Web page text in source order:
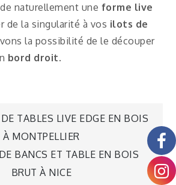
naturellement une forme live
de la singularité à vos ilots de
la possibilité de le découper
bord droit.
TABLES LIVE EDGE EN BOIS
À MONTPELLIER
BANCS ET TABLE EN BOIS
BRUT À NICE